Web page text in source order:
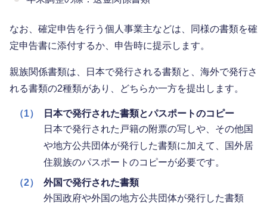
なお、確定申告を行う個人事業主などは、同様の書類を確
定申告書に添付するか、申告時に提示します。
親族関係書類は、日本で発行される書類と、海外で発行さ
れる書類の2種類があり、どちらか一方を提出します。
（1）
日本で発行された書類とパスポートのコピー
日本で発行された戸籍の附票の写しや、その他国
や地方公共団体が発行した書類に加えて、国外居
住親族のパスポートのコピーが必要です。
（2）
外国で発行された書類
外国政府や外国の地方公共団体が発行した書類